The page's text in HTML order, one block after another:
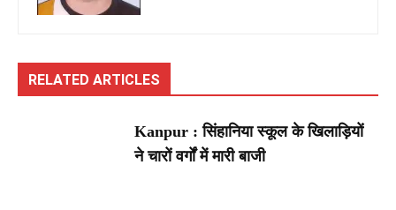
RELATED ARTICLES
Kanpur : सिंहानिया स्कूल के खिलाड़ियों
ने चारों वर्गों में मारी बाजी